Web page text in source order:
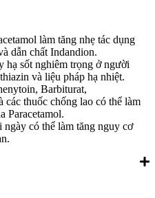
làm tăng nhẹ tác dụng
dẫn chất Indandion.
hạ sốt nghiêm trọng ở người
và liệu pháp hạ nhiệt.
Barbiturat,
các thuốc chống lao có thể làm
Paracetamol.
có thể làm tăng nguy cơ